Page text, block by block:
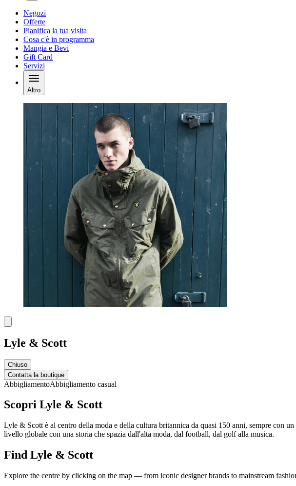
Negozi
Offerte
Pianifica la tua visita
Cosa c'è in programma
Mangia e Bevi
Gift Card
Servizi
Altro
Lyle & Scott
Chiuso
Contatta la boutique
AbbigliamentoAbbigliamento casual
Scopri Lyle & Scott
Lyle & Scott è al centro della moda e della cultura britannica da quasi 150 anni, sempre con
livello globale con una storia che spazia dall'alta moda, dal football, dal golf alla musica.
Find Lyle & Scott
Explore the centre by clicking on the map — from iconic designer brands to mainstream